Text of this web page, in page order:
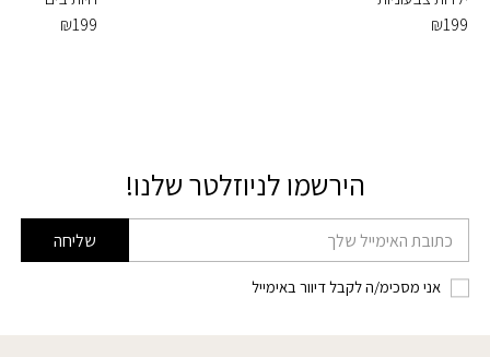
₪199
₪199
הירשמו לניוזלטר שלנו!
דוא׳׳ל שליחה
אני מסכימ/ה לקבל דיוור באימייל